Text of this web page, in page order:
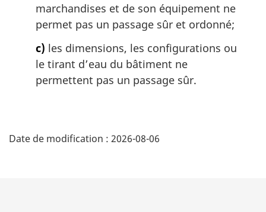
marchandises et de son équipement ne
permet pas un passage sûr et ordonné;
c) les dimensions, les configurations ou
le tirant d’eau du bâtiment ne
permettent pas un passage sûr.
é
Date de modification : 2026-08-06